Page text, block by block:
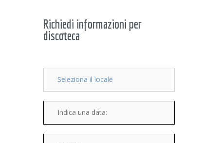
Richiedi informazioni per
discoteca